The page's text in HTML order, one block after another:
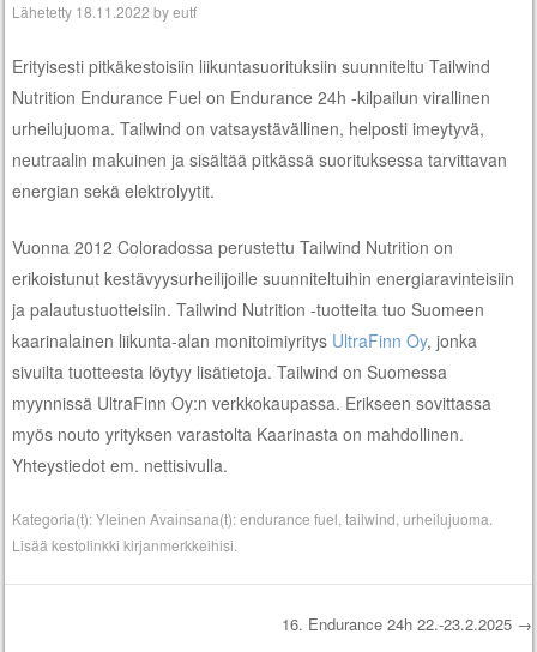
Lähetetty 18.11.2022 byeutf
Erityisesti pitkäkestoisiin liikuntasuorituksiin suunniteltu Tailwind
Nutrition Endurance Fuel on Endurance 24h -kilpailun virallinen
urheilujuoma. Tailwind on vatsaystävällinen, helposti imeytyvä,
neutraalin makuinen ja sisältää pitkässä suorituksessa tarvittavan
energian sekä elektrolyytit.
Vuonna 2012 Coloradossa perustettu Tailwind Nutrition on
erikoistunut kestävyysurheilijoille suunniteltuihin energiaravinteisiin
ja palautustuotteisiin. Tailwind Nutrition -tuotteita tuo Suomeen
kaarinalainen liikunta-alan monitoimiyritys UltraFinn Oy, jonka
sivuilta tuotteesta löytyy lisätietoja. Tailwind on Suomessa
myynnissä UltraFinn Oy:n verkkokaupassa. Erikseen sovittassa
myös nouto yrityksen varastolta Kaarinasta on mahdollinen.
Yhteystiedot em. nettisivulla.
Kategoria(t):Yleinen Avainsana(t):endurance fuel ,tailwind ,urheilujuoma
Lisääkestolinkki kirjanmerkkeihisi.
16. Endurance 24h 22.-23.2.2025 →